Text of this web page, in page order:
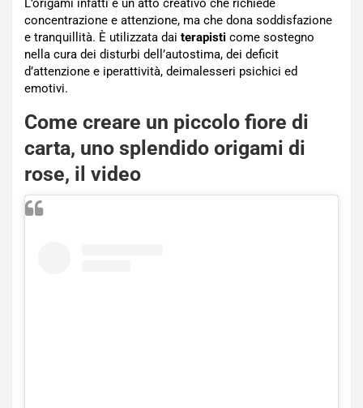
L’origami infatti è un atto creativo che richiede
concentrazione e attenzione, ma che dona soddisfazione
e tranquillità. È utilizzata dai terapisti come sostegno
nella cura dei disturbi dell’autostima, dei deficit
d’attenzione e iperattività, deimalesseri psichici ed
emotivi.
Come creare un piccolo fiore di
carta, uno splendido origami di
rose, il video